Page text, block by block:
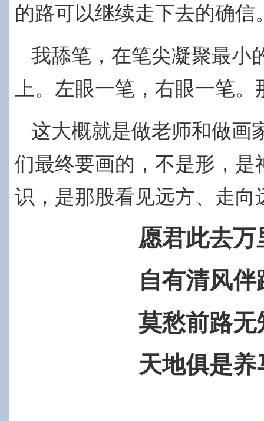
的路可以继续走下去的确信
我舔笔，在笔尖凝聚最小
上。左眼一笔，右眼一笔
这大概就是做老师和做
们最终要画的，不是形，是
识，是那股看见远方、走向
愿君此去万
自有清风伴
莫愁前路无
天地俱是养